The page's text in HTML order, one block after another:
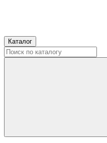
Каталог